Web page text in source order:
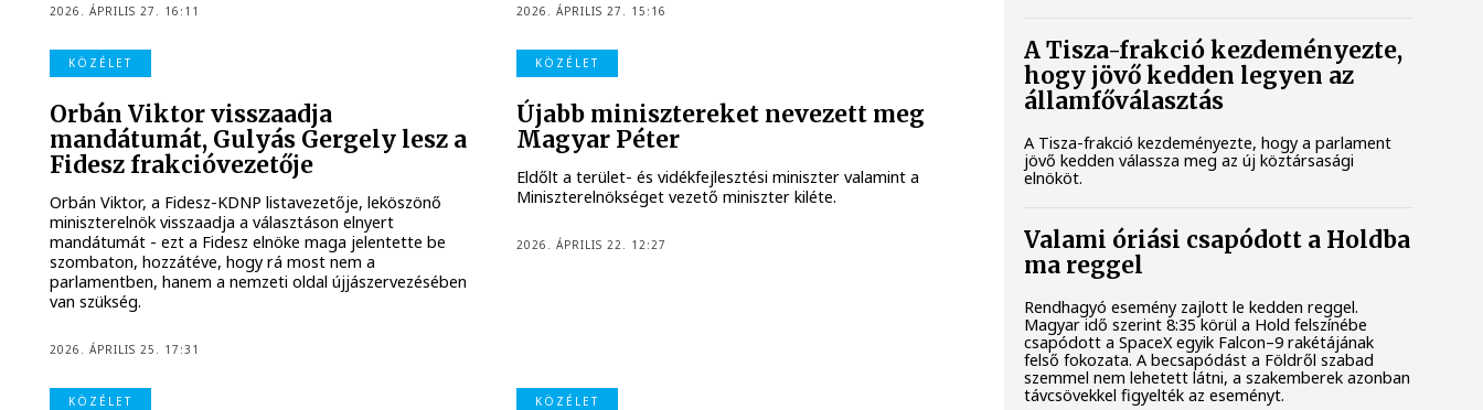
2026. ÁPRILIS 27. 16:11 2026. ÁPRILIS 27. 15:16
KÖZÉLET
Orbán Viktor visszaadja
mandátumát, Gulyás Gergely lesz a
Fidesz frakcióvezetője
Orbán Viktor, a Fidesz-KDNP listavezetője, leköszönő
miniszterelnök visszaadja a választáson elnyert
mandátumát - ezt a Fidesz elnöke maga jelentette be
szombaton, hozzátéve, hogy rá most nem a
parlamentben, hanem a nemzeti oldal újjászervezésében
van szükség.
2026. ÁPRILIS 25. 17:31
KÖZÉLET
Újabb minisztereket nevezett meg
Magyar Péter
Eldőlt a terület- és vidékfejlesztési miniszter valamint a
Miniszterelnökséget vezető miniszter kiléte.
2026. ÁPRILIS 22. 12:27
KÖZÉLET KÖZÉLET
A Tisza-frakció kezdeményezte,
hogy jövő kedden legyen az
államfőválasztás
A Tisza-frakció kezdeményezte, hogy a parlament
jövő kedden válassza meg az új köztársasági
elnököt.
Valami óriási csapódott a Holdba
ma reggel
Rendhagyó esemény zajlott le kedden reggel.
Magyar idő szerint 8:35 körül a Hold felszínébe
csapódott a SpaceX egyik Falcon–9 rakétájának
felső fokozata. A becsapódást a Földről szabad
szemmel nem lehetett látni, a szakemberek azonban
távcsövekkel figyelték az eseményt.